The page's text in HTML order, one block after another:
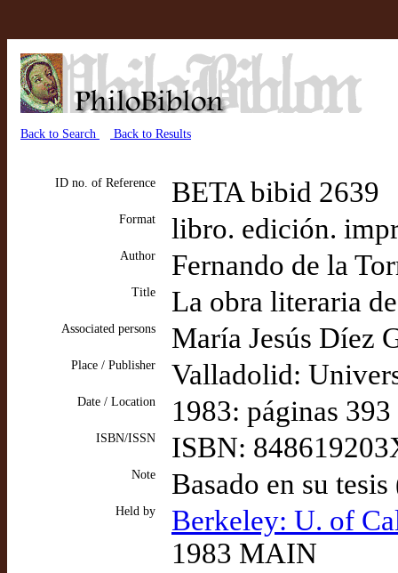
Back to Search Back to Results
ID no. of Reference BETA bibid 2639
Format libro. edición.
Author Fernando de la
Title La obra literaria
Associated persons María Jesús Díez
Place / Publisher Valladolid:
Date / Location 1983: páginas 393
ISBN/ISSN ISBN:
Note Basado en su
Held by
Berkeley: U. of
1983 MAIN